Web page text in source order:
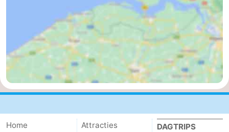
Home
Attracties
DAGTRIPS